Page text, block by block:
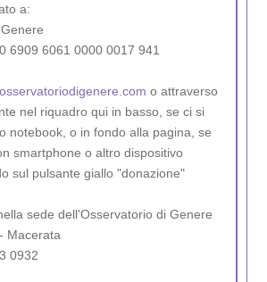
a:
6909 6061 0000 0017 941
o attraverso
nel riquadro qui in basso, se ci si
notebook, o in fondo alla pagina, se
smartphone o altro dispositivo
sul pulsante giallo "donazione"
sede dell'Osservatorio di Genere
Macerata
0932